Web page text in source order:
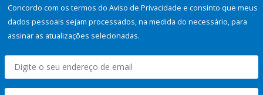
Concordo com os termos do Aviso de Privacidade e consinto que meus
dados pessoais sejam processados, na medida do necessário, para
assinar as atualizações selecionadas.